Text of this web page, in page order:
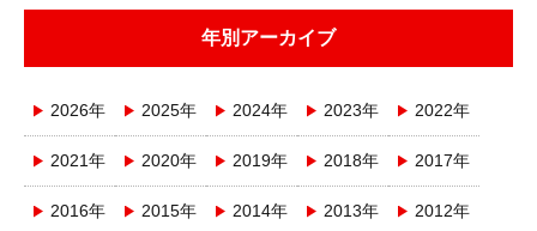
年別アーカイブ
2026年 2025年 2024年 2023年 2022年
2021年 2020年 2019年 2018年 2017年
2016年 2015年 2014年 2013年 2012年